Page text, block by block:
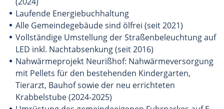
Laufende Energiebuchhaltung
Alle Gemeindegebäude sind ölfrei (seit 2021)
Vollständige Umstellung der Straßenbeleuchtung auf
LED inkl. Nachtabsenkung (seit 2016)
Nahwärmeprojekt Neurißhof: Nahwärmeversorgung
mit Pellets für den bestehenden Kindergarten,
Tierarzt, Bauhof sowie der neu errichteten
Krabbelstube (2024-2025)